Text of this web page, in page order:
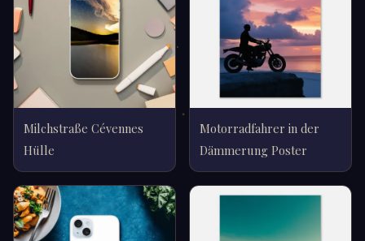
Milchstraße Cévennes
Hülle
Motorradfahrer in der
Dämmerung Poster